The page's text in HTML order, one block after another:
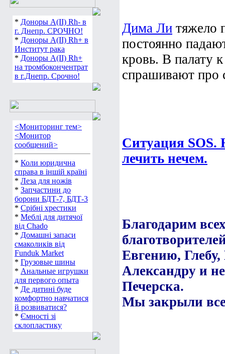
* Доноры А(ІІ) Rh- в
г. Днепр. СРОЧНО!
* Доноры А(ІІ) Rh+ в
Институт рака
* Доноры А(ІІ) Rh+
на тромбокончентрат
в г.Днепр. Срочно!
<Мониторинг тем>
<Монитор
сообщений>
* Коли юридична
справа в іншій країні
* Леза для ножів
* Запчастини до
борони БДТ-7, БДТ-3
* Срібні хрестики
* Меблі для дитячої
від Chado
* Домашні запаси
смаколиків від
Funduk Market
* Грузовые шины
* Анальные игрушки
для первого опыта
* Де дитині буде
комфортно навчатися
й розвиватися?
* Ємності зі
склопластику
Дима Ли тяжело
постоянно
кровь. В палату
спрашивают про
Ситуация
лечить нечем.
Благодарим
Евгению,
Александру и
Печерска.
Мы закрыли